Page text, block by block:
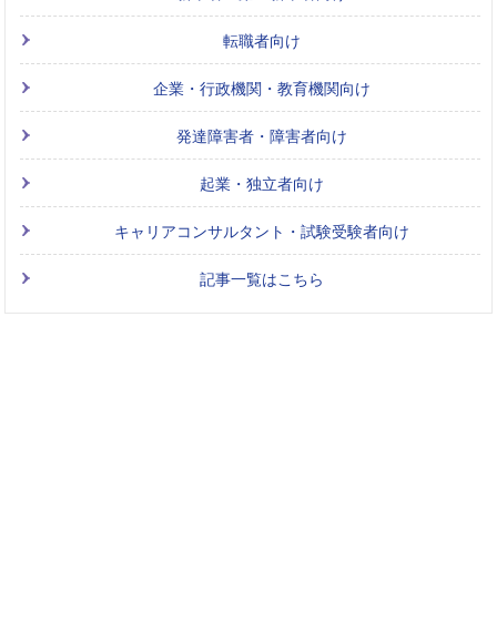
転職者向け
企業・行政機関・教育機関向け
発達障害者・障害者向け
起業・独立者向け
キャリアコンサルタント・試験受験者向け
記事一覧はこちら